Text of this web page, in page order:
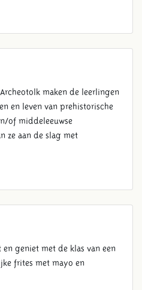
maken de leerlingen
en leven van prehistorische
of middeleeuwse
ze aan de slag met
geniet met de klas van een
frites met mayo en